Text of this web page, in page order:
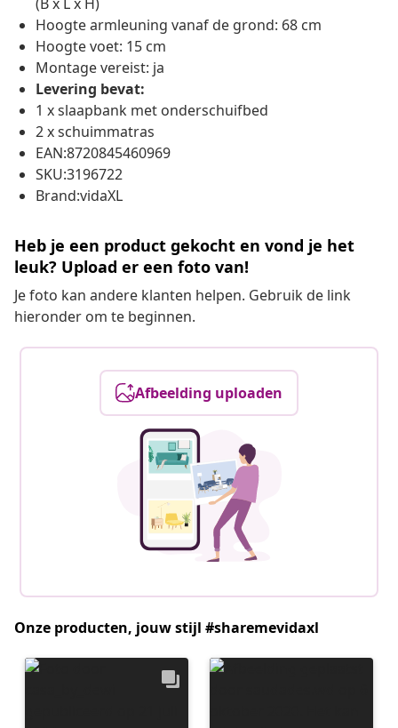
Hoogte armleuning vanaf de grond: 68 cm
Hoogte voet: 15 cm
Montage vereist: ja
Levering bevat:
1 x slaapbank met onderschuifbed
2 x schuimmatras
EAN:8720845460969
SKU:3196722
Brand:vidaXL
Heb je een product gekocht en vond je het
leuk? Upload er een foto van!
Je foto kan andere klanten helpen. Gebruik de link
hieronder om te beginnen.
Afbeelding uploaden
Onze producten, jouw stijl #sharemevidaxl